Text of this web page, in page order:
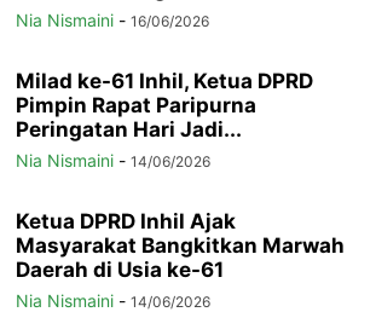
Nia Nismaini - 16/06/2026
Milad ke-61 Inhil, Ketua DPRD
Pimpin Rapat Paripurna
Peringatan Hari Jadi...
Nia Nismaini - 14/06/2026
Ketua DPRD Inhil Ajak
Masyarakat Bangkitkan Marwah
Daerah di Usia ke-61
Nia Nismaini - 14/06/2026